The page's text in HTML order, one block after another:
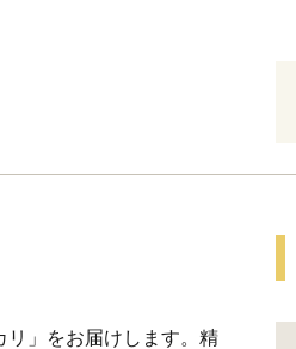
リ」をお届けします。精